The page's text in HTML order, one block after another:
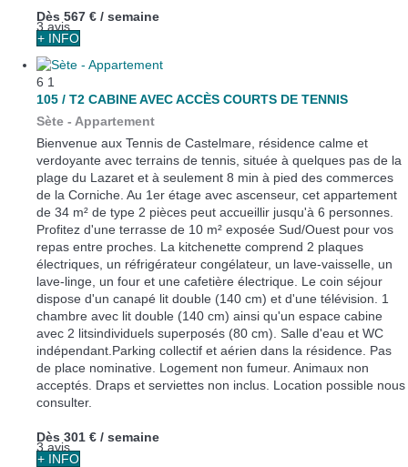
3 avis
Dès 567 € / semaine
+ INFO
6 1
105 / T2 CABINE AVEC ACCÈS COURTS DE TENNIS
Sète - Appartement
Bienvenue aux Tennis de Castelmare, résidence calme et
verdoyante avec terrains de tennis, située à quelques pas de la
plage du Lazaret et à seulement 8 min à pied des commerces
de la Corniche. Au 1er étage avec ascenseur, cet appartement
de 34 m² de type 2 pièces peut accueillir jusqu'à 6 personnes.
Profitez d'une terrasse de 10 m² exposée Sud/Ouest pour vos
repas entre proches. La kitchenette comprend 2 plaques
électriques, un réfrigérateur congélateur, un lave-vaisselle, un
lave-linge, un four et une cafetière électrique. Le coin séjour
dispose d'un canapé lit double (140 cm) et d'une télévision. 1
chambre avec lit double (140 cm) ainsi qu'un espace cabine
avec 2 litsindividuels superposés (80 cm). Salle d'eau et WC
indépendant.Parking collectif et aérien dans la résidence. Pas
de place nominative. Logement non fumeur. Animaux non
acceptés. Draps et serviettes non inclus. Location possible nous
consulter.
3 avis
Dès 301 € / semaine
+ INFO